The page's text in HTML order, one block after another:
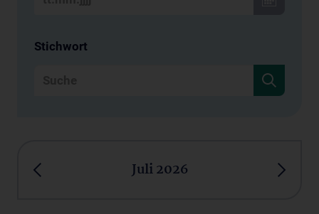
Stichwort
Juli 2026